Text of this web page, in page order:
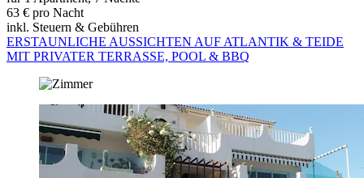
63 € pro Nacht
inkl. Steuern & Gebühren
ERSTAUNLICHE AUSSICHTEN AUF ATLANTIK & TEIDE
MIT PRIVATER TERRASSE, POOL & BBQ